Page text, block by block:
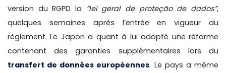
version du RGPD la “lei geral de proteção de dados”,
quelques semaines après l’entrée en vigueur du
règlement. Le Japon a quant à lui adopté une réforme
contenant des garanties supplémentaires lors du
transfert de données européennes. Le pays a même